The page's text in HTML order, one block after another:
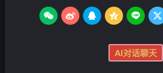
     
AI对话聊天